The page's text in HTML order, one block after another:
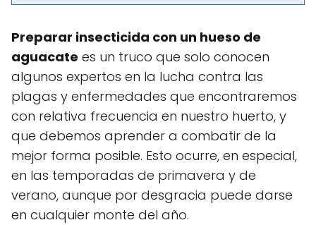
Preparar insecticida con un hueso de
aguacate es un truco que solo conocen
algunos expertos en la lucha contra las
plagas y enfermedades que encontraremos
con relativa frecuencia en nuestro huerto, y
que debemos aprender a combatir de la
mejor forma posible. Esto ocurre, en especial,
en las temporadas de primavera y de
verano, aunque por desgracia puede darse
en cualquier monte del año.